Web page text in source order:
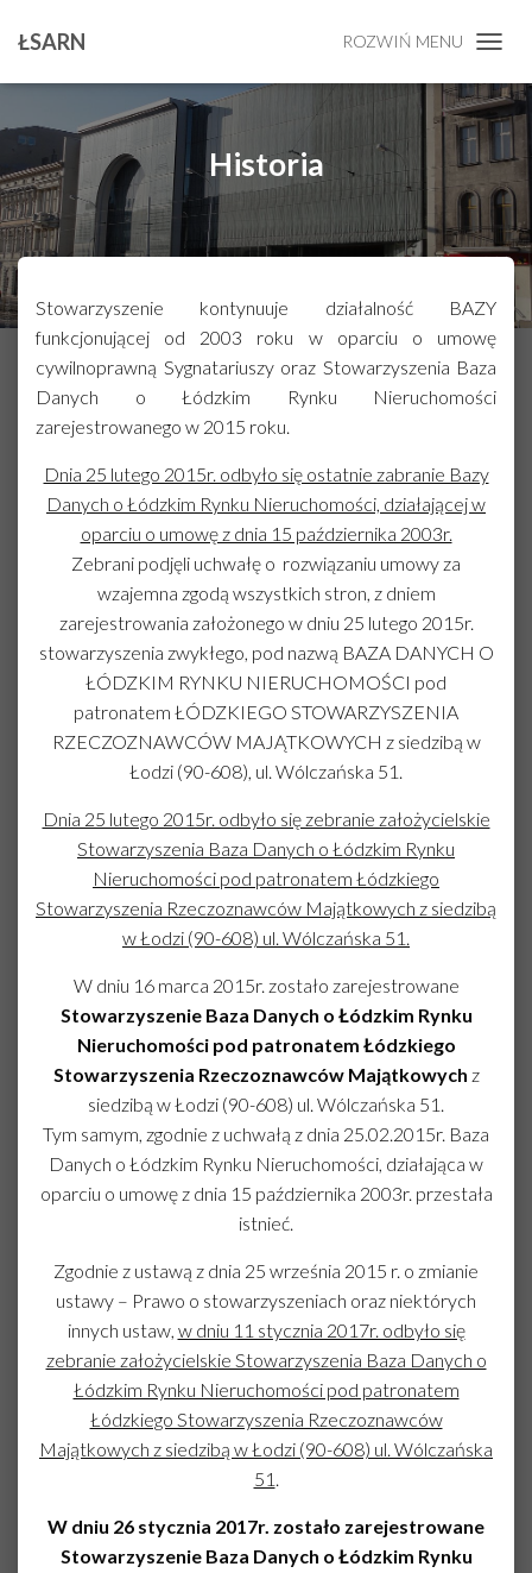
ŁSARN
R
Z
E
Ł
Ą
C
Z
I
G
A
Ę
Historia
Stowarzyszenie kontynuuje działalność BAZY
funkcjonującej od 2003 roku w oparciu o umowę
cywilnoprawną Sygnatariuszy oraz Stowarzyszenia Baza
Danych o Łódzkim Rynku Nieruchomości
zarejestrowanego w 2015 roku.
Dnia 25 lutego 2015r. odbyło się ostatnie zabranie Bazy
Danych o Łódzkim Rynku Nieruchomości, działającej w
oparciu o umowę z dnia 15 października 2003r.
Zebrani podjęli uchwałę o rozwiązaniu umowy za
wzajemna zgodą wszystkich stron, z dniem
zarejestrowania założonego w dniu 25 lutego 2015r.
stowarzyszenia zwykłego, pod nazwą BAZA DANYCH O
ŁÓDZKIM RYNKU NIERUCHOMOŚCI pod
patronatem ŁÓDZKIEGO STOWARZYSZENIA
RZECZOZNAWCÓW MAJĄTKOWYCH z siedzibą w
Łodzi (90-608), ul. Wólczańska 51.
Dnia 25 lutego 2015r. odbyło się zebranie założycielskie
Stowarzyszenia Baza Danych o Łódzkim Rynku
Nieruchomości pod patronatem Łódzkiego
Stowarzyszenia Rzeczoznawców Majątkowych z siedzibą
w Łodzi (90-608) ul. Wólczańska 51.
W dniu 16 marca 2015r. zostało zarejestrowane
Stowarzyszenie Baza Danych o Łódzkim Rynku
Nieruchomości pod patronatem Łódzkiego
Stowarzyszenia Rzeczoznawców Majątkowych z
siedzibą w Łodzi (90-608) ul. Wólczańska 51.
Tym samym, zgodnie z uchwałą z dnia 25.02.2015r. Baza
Danych o Łódzkim Rynku Nieruchomości, działająca w
oparciu o umowę z dnia 15 października 2003r. przestała
istnieć.
Zgodnie z ustawą z dnia 25 września 2015 r. o zmianie
ustawy – Prawo o stowarzyszeniach oraz niektórych
innych ustaw, w dniu 11 stycznia 2017r. odbyło się
zebranie założycielskie Stowarzyszenia Baza Danych o
Łódzkim Rynku Nieruchomości pod patronatem
Łódzkiego Stowarzyszenia Rzeczoznawców
Majątkowych z siedzibą w Łodzi (90-608) ul. Wólczańska
51 .
W dniu 26 stycznia 2017r. zostało zarejestrowane
Stowarzyszenie Baza Danych o Łódzkim Rynku